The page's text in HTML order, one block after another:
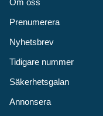
Om oss
Prenumerera
Nyhetsbrev
Tidigare nummer
Säkerhetsgalan
Annonsera